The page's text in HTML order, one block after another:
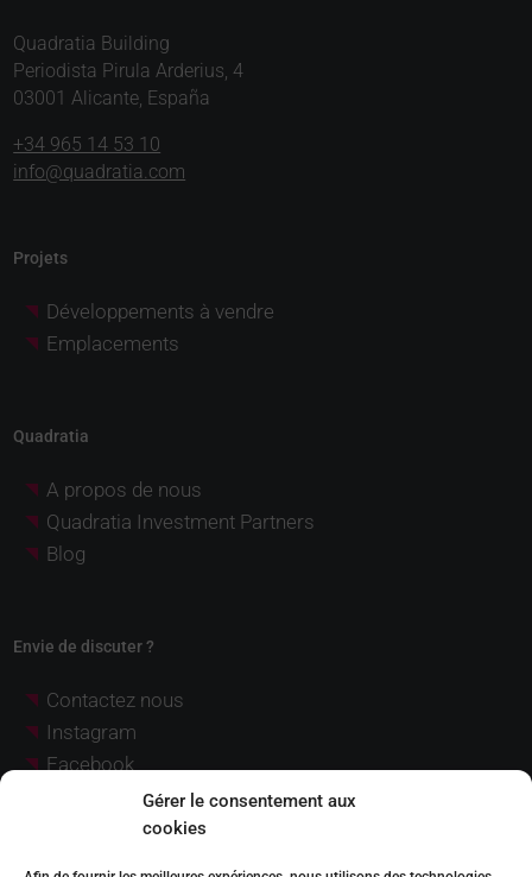
Gérer le consentement aux
cookies
Quadratia Building
Periodista Pirula Arderius, 4
03001 Alicante, España
+34 965 14 53 10
info@quadratia.com
Projets
Développements à vendre
Emplacements
Quadratia
A propos de nous
Quadratia Investment Partners
Blog
Envie de discuter ?
Contactez nous
Instagram
Facebook